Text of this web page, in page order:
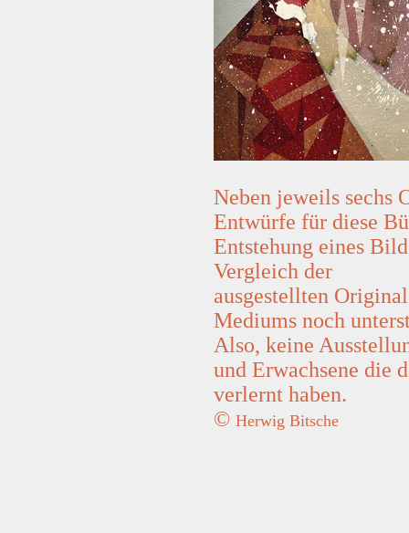
Neben jeweils sechs
Entwürfe für diese
Entstehung eines
Vergleich der
ausgestellten
Mediums noch
Also, keine
und Erwachsene die
verlernt haben.
© Herwig Bitsche